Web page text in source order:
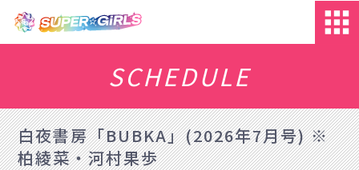
SCHEDULE
白夜書房「BUBKA」(2026年7月号) ※
柏綾菜・河村果歩